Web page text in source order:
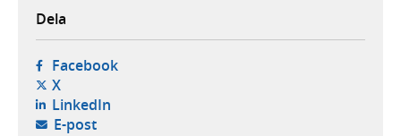
Dela
Facebook- öppnas i ny flik, extern webbplats,
X- öppnas i ny flik, extern webbplats,
LinkedIn- öppnas i ny flik, extern webbplats,
E-post- öppnar din e-postklient,